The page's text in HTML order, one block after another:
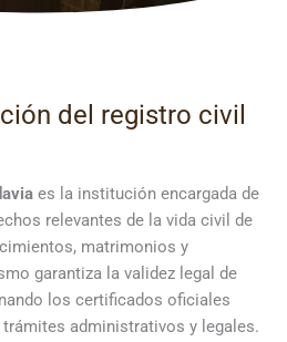
del registro civil
es la institución encargada de
relevantes de la vida civil de
matrimonios y
garantiza la validez legal de
los certificados oficiales
administrativos y legales.